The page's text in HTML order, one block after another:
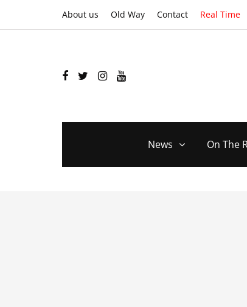
About us Old Way Contact Real Time
News On The